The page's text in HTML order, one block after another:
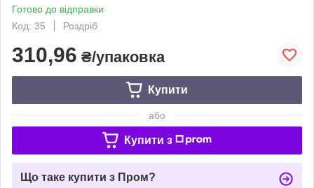
Готово до відправки
Код: 35
Роздріб
310,96 ₴/упаковка
Купити
або
Купити з
Що таке купити з Пром?